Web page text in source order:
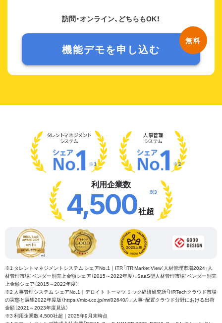
訪問・オンライン、どちらもOK！
機能デモを申し込む
タレントマネジメント
システム
※1
人事管理
システム
※2
利用企業数
4,500社超
※3
※1 タレントマネジメントシステム シェアNo.1｜ITR「ITR Market View：人材管理市場2024」人
材管理市場：ベンダー別売上金額シェア（2015～2022年度）、SaaS型人材管理市場：ベンダー別売
上金額シェア（2015～2022年度）
※2 人事管理システム シェアNo.1｜デロイト トーマツ ミック経済研究所「HRTechクラウド市場
の実態と展望2022年度版（https://mic-r.co.jp/mr/02640/）」 人事・配置クラウド分野における出荷
金額（2021～2023年度見込）
※3 利用企業数 4,500社超｜2025年9月末時点